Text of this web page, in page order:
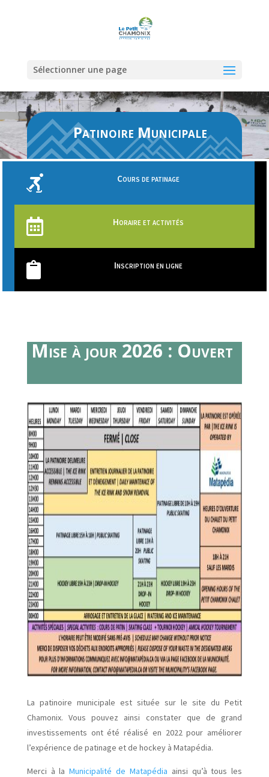
Sélectionner une page
Patinoire Municipale
 Cours de patinage
 Horaire et activités
 Inscription en ligne
Mise à jour 2026 : Ouvert
La patinoire municipale est située sur le site du Petit
Chamonix. Vous pouvez ainsi constater que de grand
investissements ont été réalisé en 2022 pour améliorer
l’expérience de patinage et de hockey à Matapédia.
Merci à la Municipalité de Matapédia ainsi qu’à tous les